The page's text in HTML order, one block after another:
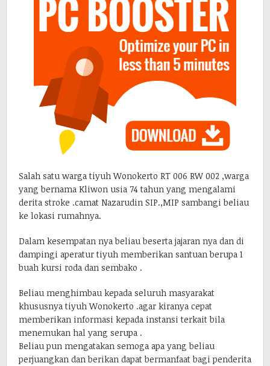
Salah satu warga tiyuh Wonokerto RT 006 RW 002 ,warga
yang bernama Kliwon usia 74 tahun yang mengalami
derita stroke .camat Nazarudin SIP.,MIP sambangi beliau
ke lokasi rumahnya.
Dalam kesempatan nya beliau beserta jajaran nya dan di
dampingi aperatur tiyuh memberikan santuan berupa 1
buah kursi roda dan sembako .
Beliau menghimbau kepada seluruh masyarakat
khususnya tiyuh Wonokerto .agar kiranya cepat
memberikan informasi kepada instansi terkait bila
menemukan hal yang serupa .
Beliau pun mengatakan semoga apa yang beliau
perjuangkan dan berikan dapat bermanfaat bagi penderita